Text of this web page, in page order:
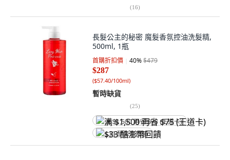
(16)
長髮公主的秘密 魔髮香氛控油洗髮精,
500ml, 1瓶
首購折扣價 40%$479
$287
($57.40/100ml)
暫時缺貨
(25)
满 $1,500 再省 $75 (王道卡)
$33 酷澎幣回饋